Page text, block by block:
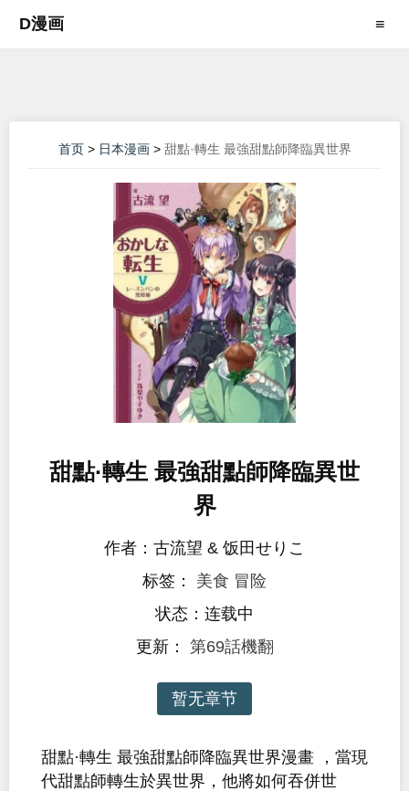
D漫画 ≡
首页> 日本漫画> 甜點·轉生 最強甜點師降臨異世界
甜點·轉生 最強甜點師降臨異世
界
作者：古流望 & 饭田せりこ
标签： 美食 冒险
状态：连载中
更新： 第69話機翻
暂无章节
甜點·轉生 最強甜點師降臨異世界漫畫 ，當現
代甜點師轉生於異世界，他將如何吞併世